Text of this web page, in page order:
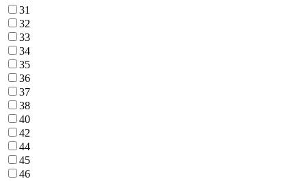
31
32
33
34
35
36
37
38
40
42
44
45
46